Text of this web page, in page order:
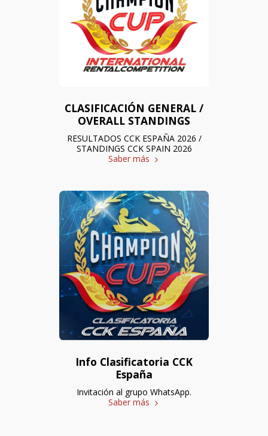
CLASIFICACIÓN GENERAL /
OVERALL STANDINGS
RESULTADOS CCK ESPAÑA 2026 /
STANDINGS CCK SPAIN 2026
Saber más
Info Clasificatoria CCK
España
Invitación al grupo WhatsApp.
Saber más